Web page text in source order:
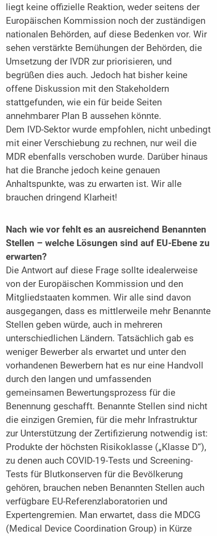
liegt keine offizielle Reaktion, weder seitens der
Europäischen Kommission noch der zuständigen
nationalen Behörden, auf diese Bedenken vor. Wir
sehen verstärkte Bemühungen der Behörden, die
Umsetzung der IVDR zur priorisieren, und
begrüßen dies auch. Jedoch hat bisher keine
offene Diskussion mit den Stakeholdern
stattgefunden, wie ein für beide Seiten
annehmbarer Plan B aussehen könnte.
Dem IVD-Sektor wurde empfohlen, nicht unbedingt
mit einer Verschiebung zu rechnen, nur weil die
MDR ebenfalls verschoben wurde. Darüber hinaus
hat die Branche jedoch keine genauen
Anhaltspunkte, was zu erwarten ist. Wir alle
brauchen dringend Klarheit!
Nach wie vor fehlt es an ausreichend ­Benannten
Stellen – welche Lösungen sind auf EU-Ebene zu
erwarten?
Die Antwort auf diese Frage sollte idealerweise
von der Europäischen Kommission und den
Mitgliedstaaten kommen. Wir alle sind davon
ausgegangen, dass es mittlerweile mehr Benannte
Stellen geben würde, auch in mehreren
unterschiedlichen Ländern. Tatsächlich gab es
weniger Bewerber als erwartet und unter den
vorhandenen Bewerbern hat es nur eine Handvoll
durch den langen und umfassenden
gemeinsamen Bewertungsprozess für die
Benennung geschafft. Benannte Stellen sind nicht
die einzigen Gremien, für die mehr Infrastruktur
zur Unterstützung der Zertifizierung notwendig ist:
Produkte der höchsten Risikoklasse („Klasse D“),
zu denen auch COVID-19-Tests und Screening-
Tests für Blutkonserven für die Bevölkerung
gehören, brauchen neben Benannten Stellen auch
verfügbare EU-Referenzlaboratorien und
Expertengremien. Man erwartet, dass die MDCG
(Medical Device Coordination Group) in Kürze